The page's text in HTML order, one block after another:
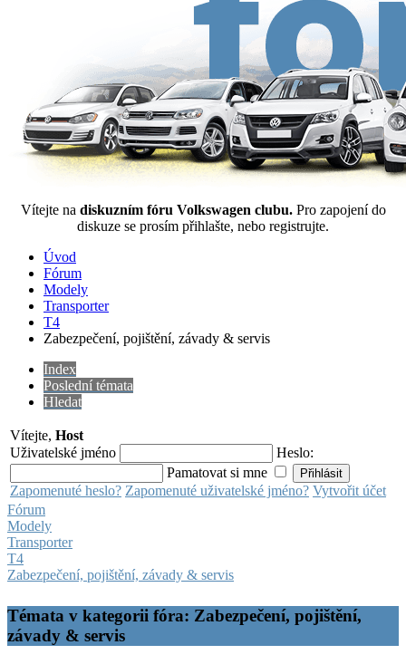
Vítejte na diskuzním fóru Volkswagen clubu. Pro zapojení do
diskuze se prosím přihlašte, nebo registrujte.
Úvod
Fórum
Modely
Transporter
T4
Zabezpečení, pojištění, závady & servis
Index
Poslední témata
Hledat
Vítejte, Host
Uživatelské jméno
Heslo:
Pamatovat si mne
Zapomenuté heslo? Zapomenuté uživatelské jméno? Vytvořit účet
Fórum
Modely
Transporter
T4
Zabezpečení, pojištění, závady & servis
Témata v kategorii fóra: Zabezpečení, pojištění,
závady & servis